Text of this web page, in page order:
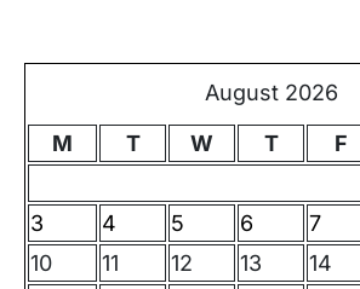
August 2026
M
T W T F
3
4 5 6 7
10
11 12 13 14